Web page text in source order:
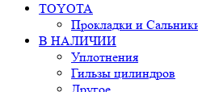
TOYOTA
Прокладки и
В НАЛИЧИИ
Уплотнения
Гильзы цилиндров